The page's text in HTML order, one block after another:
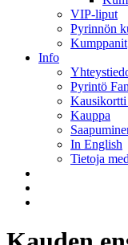
VIP-liput
Pyrinnön
Kumppanit
Info
Pyrintö
Kauppa
In English
Tietoja